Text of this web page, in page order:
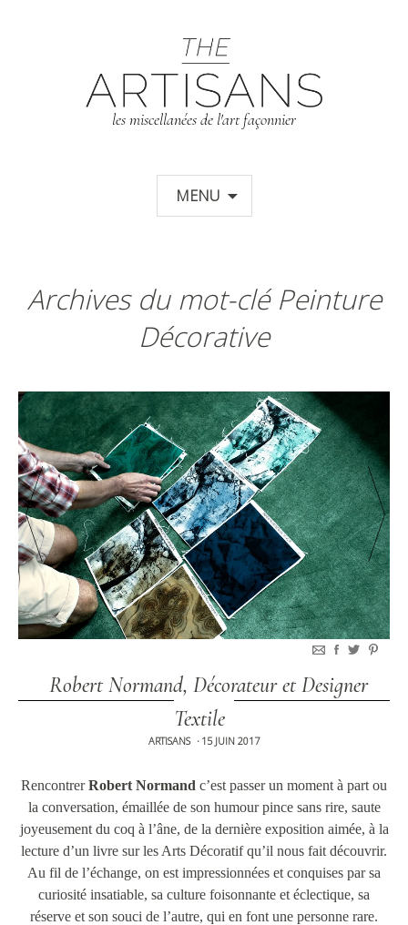
les miscellanées de l'art façonnier
MENU
Archives du mot-clé Peinture
Décorative
Robert Normand, Décorateur et Designer
Textile
ARTISANS • 15 JUIN 2017
RencontrerRobert Normand c’est passer un moment à part ou
la conversation, émaillée de son humour pince sans rire, saute
joyeusement du coq à l’âne, de la dernière exposition aimée, à la
lecture d’un livre sur les Arts Décoratif qu’il nous fait découvrir.
Au fil de l’échange, on est impressionnées et conquises par sa
curiosité insatiable, sa culture foisonnante et éclectique, sa
réserve et son souci de l’autre, qui en font une personne rare.